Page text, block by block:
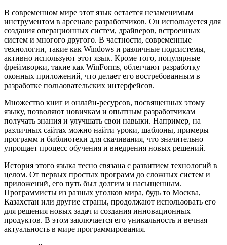
В современном мире этот язык остается незаменимым
инструментом в арсенале разработчиков. Он используется для
создания операционных систем, драйверов, встроенных
систем и многого другого. В частности, современные
технологии, такие как Windows и различные подсистемы,
активно используют этот язык. Кроме того, популярные
фреймворки, такие как WinForms, облегчают разработку
оконных приложений, что делает его востребованным в
разработке пользовательских интерфейсов.
Множество книг и онлайн-ресурсов, посвященных этому
языку, позволяют новичкам и опытным разработчикам
получать знания и улучшать свои навыки. Например, на
различных сайтах можно найти уроки, шаблоны, примеры
программ и библиотеки для скачивания, что значительно
упрощает процесс обучения и внедрения новых решений.
История этого языка тесно связана с развитием технологий в
целом. От первых простых программ до сложных систем и
приложений, его путь был долгим и насыщенным.
Программисты из разных уголков мира, будь то Москва,
Казахстан или другие страны, продолжают использовать его
для решения новых задач и создания инновационных
продуктов. В этом заключается его уникальность и вечная
актуальность в мире программирования.